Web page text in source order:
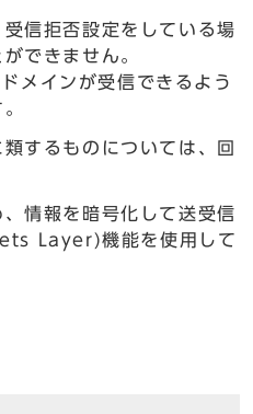
信拒否設定をしている場
できません。
メインが受信できるよう
するものについては、回
情報を暗号化して送受信
Layer)機能を使用して